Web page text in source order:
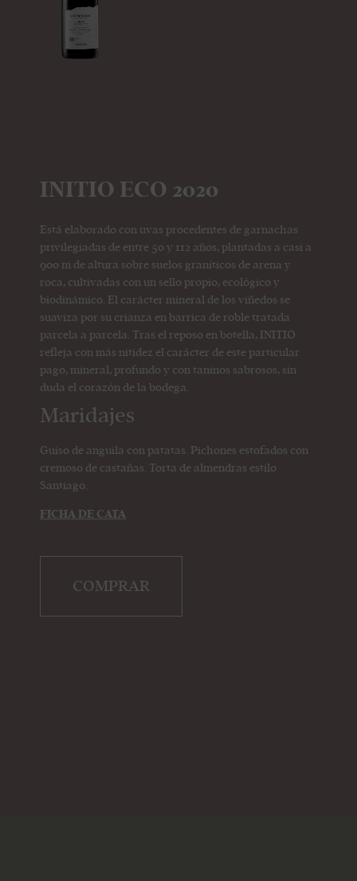
INITIO ECO 2020
Está elaborado con uvas procedentes de garnachas
privilegiadas de entre 50 y 112 años, plantadas a casi a
900 m de altura sobre suelos graníticos de arena y
roca, cultivadas con un sello propio, ecológico y
biodinámico. El carácter mineral de los viñedos se
suaviza por su crianza en barrica de roble tratada
parcela a parcela. Tras el reposo en botella, INITIO
refleja con más nitidez el carácter de este particular
pago, mineral, profundo y con taninos sabrosos, sin
duda el corazón de la bodega.
Maridajes
Guiso de anguila con patatas. Pichones estofados con
cremoso de castañas. Torta de almendras estilo
Santiago.
FICHA DE CATA
COMPRAR